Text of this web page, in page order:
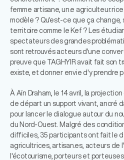
femme artisane, un.e
modèle ? Qu'est-ce que ça change,
territoire comme le Kef ? Les
spectateurs des grandes
sont retrouvés acteurs d'une
preuve que TAGHYIR avait fait son
existe, et donner envie d'y prendre
À Aïn Draham, le 14 avril, la projection
de départ un support vivant, ancré
pour lancer le dialogue autour du
du Nord-Ouest. Malgré des
difficiles, 35 participants ont fait le
agricultrices, artisan.es, acteurs de
l'écotourisme, porteurs et